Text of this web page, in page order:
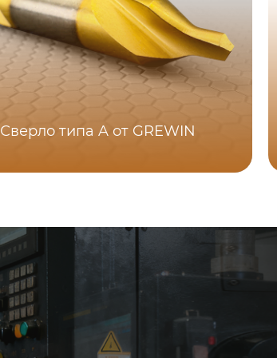
Сверло типа A от GREWIN